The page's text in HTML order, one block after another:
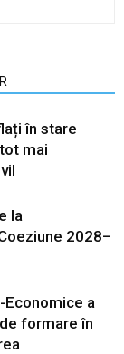
în stare
mai
la
2028–
a
formare în